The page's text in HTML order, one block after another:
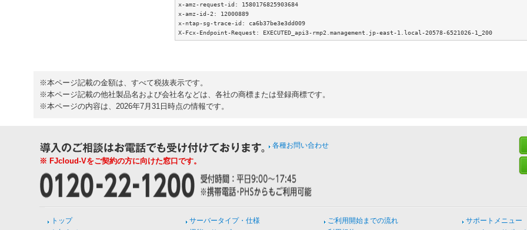
x-amz-request-id: 1580176825903684
x-amz-id-2: 12000889
x-ntap-sg-trace-id: ca6b37be3e3dd009
※本ページ記載の金額は、すべて税抜表示です。
※本ページ記載の他社製品名および会社名などは、各社の商標または登録商標です。
※本ページの内容は、2026年7月31日時点の情報です。
各種お問い合わせ
※ FJcloud-Vをご契約の方に向けた窓口です。
トップ
サーバータイプ・仕様
ご利用開始までの流れ
サポートメニュー